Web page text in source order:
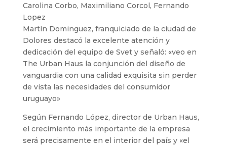
Carolina Corbo, Maximiliano Corcol, Fernando
Lopez
Martín Dominguez, franquiciado de la ciudad de
Dolores destacó la excelente atención y
dedicación del equipo de Svet y señaló: «veo en
The Urban Haus la conjunción del diseño de
vanguardia con una calidad exquisita sin perder
de vista las necesidades del consumidor
uruguayo»
Según Fernando López, director de Urban Haus,
el crecimiento más importante de la empresa
será precisamente en el interior del país y «el